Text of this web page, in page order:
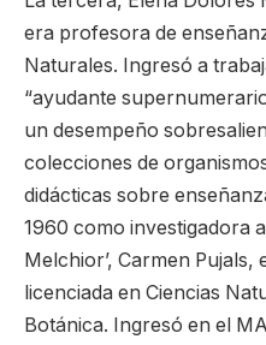
era profesora de
Naturales. Ingresó a
“ayudante
un desempeño
colecciones de
didácticas sobre
1960 como investigadora
Melchior’, Carmen
licenciada en Ciencias
Botánica. Ingresó en el